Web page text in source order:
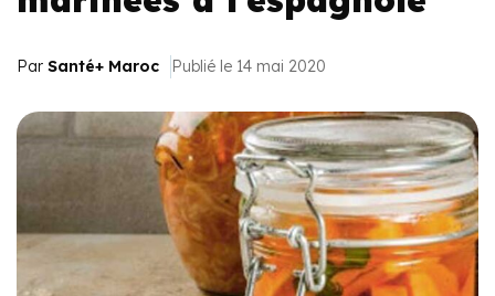
Par Santé+ Maroc Publié le 14 mai 2020